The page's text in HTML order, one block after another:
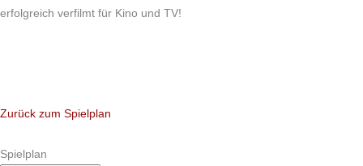
erfolgreich verfilmt für Kino und TV!
Zurück zum Spielplan
Spielplan